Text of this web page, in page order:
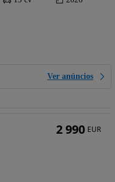
Ver anúncios
2 990 EUR